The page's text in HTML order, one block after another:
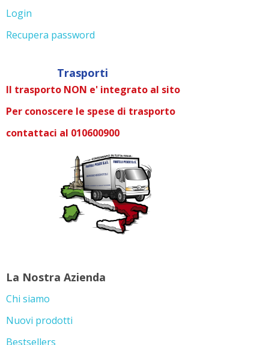
Login
Recupera password
Trasporti
Il trasporto NON e' integrato al sito
Per conoscere le spese di trasporto
contattaci al 010600900
La Nostra Azienda
Chi siamo
Nuovi prodotti
Bestsellers